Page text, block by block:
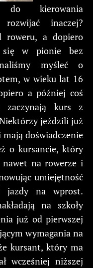
do kierowania
inaczej?
roweru, a dopiero
się w pionie bez
myśleć o
w wieku lat 16
a później coś
zaczynają kurs z
jeździli już
doświadczenie
o kursancie, który
nawet na rowerze i
umiejętność
na wprost.
na szkoły
już od pierwszej
wymagania na
kursant, który ma
wcześniej niższej